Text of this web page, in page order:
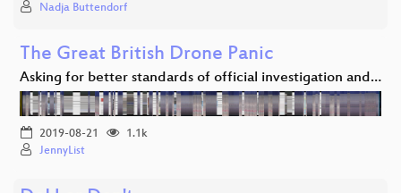
Nadja Buttendorf
The Great British Drone Panic
Asking for better standards of official investigation and…
2019-08-21
1.1k
JennyList